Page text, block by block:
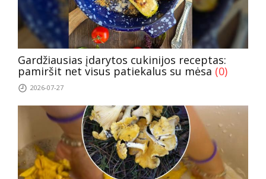
Gardžiausias įdarytos cukinijos receptas:
pamiršit net visus patiekalus su mėsa (0)
2026-07-27